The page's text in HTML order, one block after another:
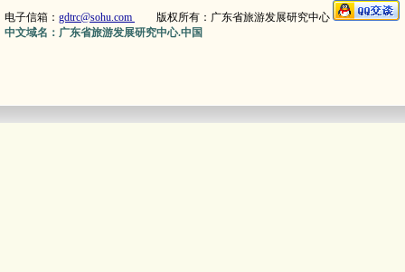
电子信箱： gdtrc@sohu.com 版权所有：广东省旅游发展研究中心
中文域名：广东省旅游发展研究中心.中国